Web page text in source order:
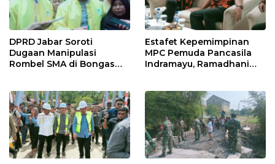
DPRD Jabar Soroti
Dugaan Manipulasi
Rombel SMA di Bongas
Estafet Kepemimpinan
MPC Pemuda Pancasila
Indramayu, Ramadhani
Muscablub